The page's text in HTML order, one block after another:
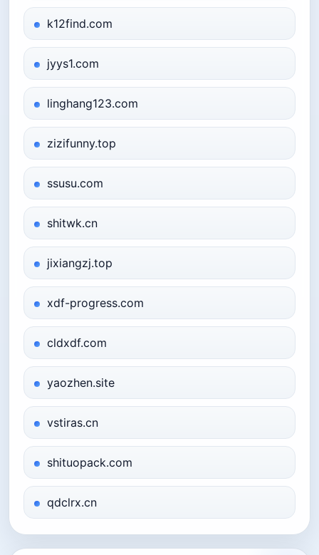
k12find.com
jyys1.com
linghang123.com
zizifunny.top
ssusu.com
shitwk.cn
jixiangzj.top
xdf-progress.com
cldxdf.com
yaozhen.site
vstiras.cn
shituopack.com
qdclrx.cn